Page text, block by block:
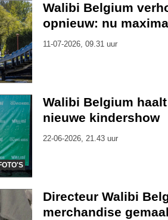
Walibi Belgium
opnieuw: nu
11-07-2026, 09.31 uur
Walibi Belgium
nieuwe kindershow
22-06-2026, 21.43 uur
Directeur Walibi
merchandise